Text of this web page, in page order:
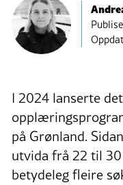
I 2024 lanserte
på Grønland.
utvida frå 22 til
betydeleg fleire